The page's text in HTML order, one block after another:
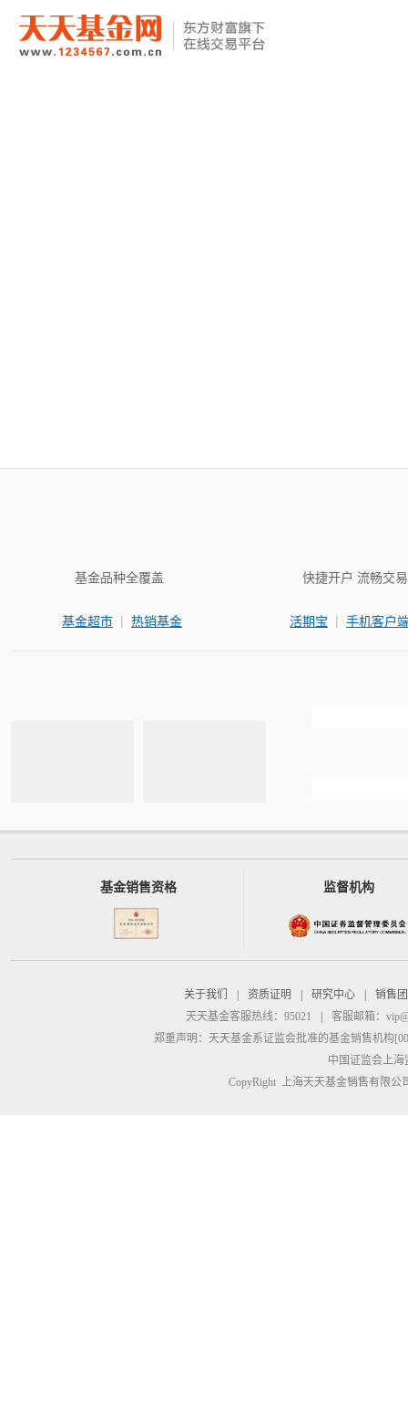
基金品种全覆盖
基金超市 | 热销基金
快捷开户 流畅交易
活期宝 | 手机客户
基金销售资格 监督机构
关于我们 资质证明 研究中心
销售
天天基金客服热线：95021
客服邮箱：
郑重声明： 天天基金系证监会批准的基金销售机构
中国证监会上
CopyRight 上海天天基金销售有限